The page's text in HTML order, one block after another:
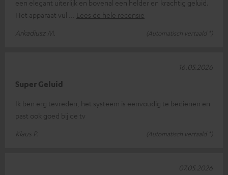
een elegant uiterlijk en bovenal een helder en krachtig geluid.
Het apparaat vul
Lees de hele recensie
Arkadiusz M.
(Automatisch vertaald *)
Super Geluid
Ik ben erg tevreden, het systeem is eenvoudig te bedienen en
past ook goed bij de tv
Klaus P.
(Automatisch vertaald *)
16.05.2026
07.05.2026